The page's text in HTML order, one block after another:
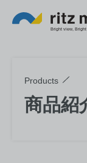
Products
商品紹